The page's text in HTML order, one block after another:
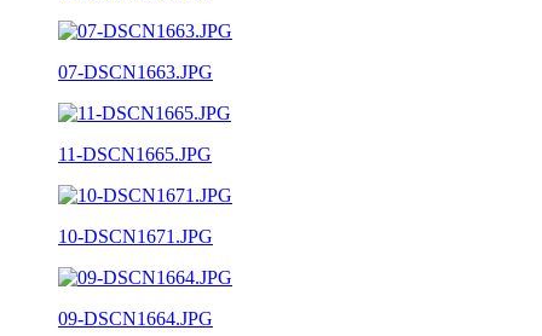
07-DSCN1663.JPG
11-DSCN1665.JPG
10-DSCN1671.JPG
09-DSCN1664.JPG